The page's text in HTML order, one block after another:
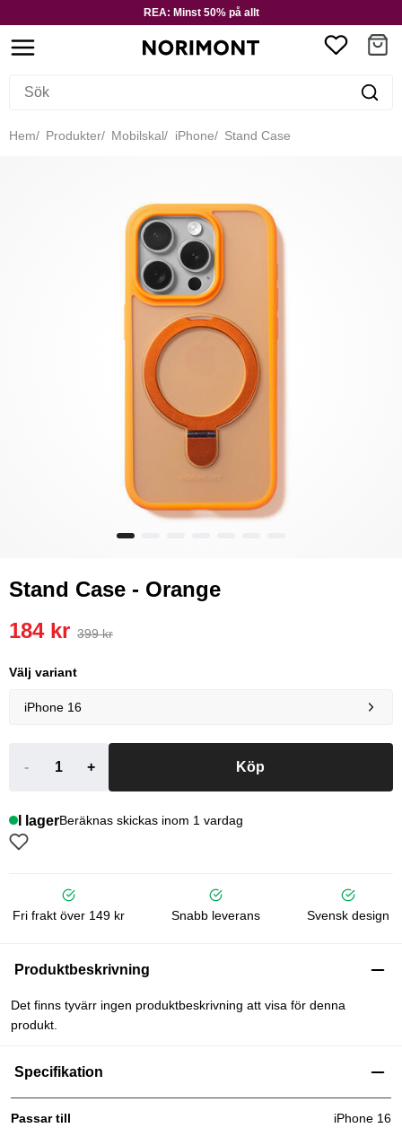
REA: Minst 50% på allt
Hem Produkter Mobilskal iPhone Stand Case
Stand Case - Orange
184 kr 399 kr
Välj variant
iPhone 16
- + Köp
I lagerBeräknas skickas inom 1 vardag
Fri frakt över 149 kr Snabb leverans Svensk design
Produktbeskrivning
Det finns tyvärr ingen produktbeskrivning att visa för denna
produkt.
Specifikation
Passar till iPhone 16